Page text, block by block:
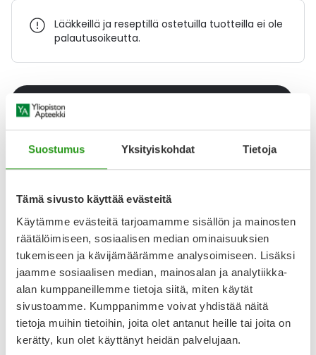
Suostumus Yksityiskohdat Tietoja
Tämä sivusto käyttää evästeitä
Käytämme evästeitä tarjoamamme sisällön ja mainosten
räätälöimiseen, sosiaalisen median ominaisuuksien
tukemiseen ja kävijämäärämme analysoimiseen. Lisäksi
jaamme sosiaalisen median, mainosalan ja analytiikka-
alan kumppaneillemme tietoja siitä, miten käytät
sivustoamme. Kumppanimme voivat yhdistää näitä
tietoja muihin tietoihin, joita olet antanut heille tai joita on
kerätty, kun olet käyttänyt heidän palvelujaan.
Lääkkeillä ja reseptillä ostetuilla tuotteilla ei ole
palautusoikeutta.
Varaa reseptilääke apteekkiin, maksa apteekissa
Katso kaikki LOSARTAN/HYDROCHLOROTHIAZIDE STADA-
tuotteet
YA-muistuttaja
Muistuttajan avulla pidät huolen, että tilaat tarvitsemasi
tuotteet ajoissa, eivätkä ne lopu kesken.
Lisää tuote muistuttajaan
Lue lisää muistuttajasta